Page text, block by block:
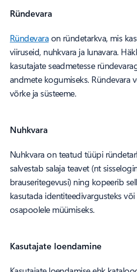
Ründevara
Ründevara on ründetarkva, mis
viiruseid, nuhkvara ja lunavara.
kasutajate seadmetesse
andmete kogumiseks. Ründevara
võrke ja süsteeme.
Nuhkvara
Nuhkvara on teatud tüüpi
salvestab salaja teavet (nt
brauseritegevusi) ning kopeerib
kasutada identiteedivargusteks
osapoolele müümiseks.
Kasutajate loendamine